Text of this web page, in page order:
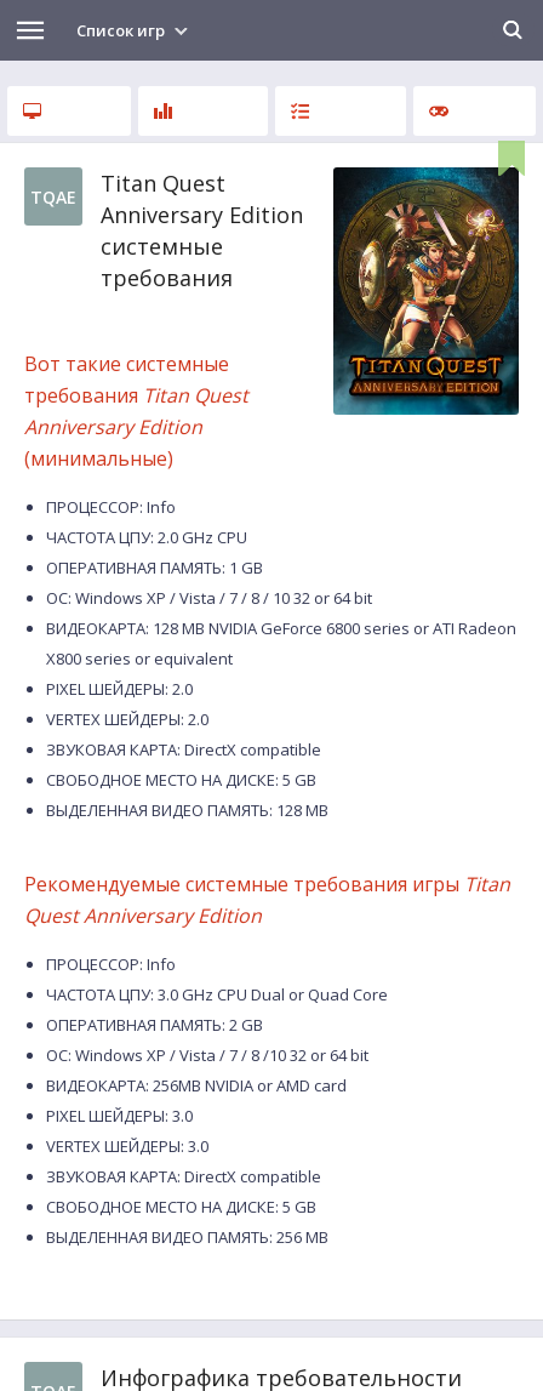
Список игр
TQAE
Titan Quest
Anniversary Edition
системные
требования
Вот такие системные
требования Titan Quest
Anniversary Edition
(минимальные)
ПРОЦЕССОР: Info
ЧАСТОТА ЦПУ: 2.0 GHz CPU
ОПЕРАТИВНАЯ ПАМЯТЬ: 1 GB
ОС: Windows XP / Vista / 7 / 8 / 10 32 or 64 bit
ВИДЕОКАРТА: 128 MB NVIDIA GeForce 6800 series or ATI Radeon
X800 series or equivalent
PIXEL ШЕЙДЕРЫ: 2.0
VERTEX ШЕЙДЕРЫ: 2.0
ЗВУКОВАЯ КАРТА: DirectX compatible
СВОБОДНОЕ МЕСТО НА ДИСКЕ: 5 GB
ВЫДЕЛЕННАЯ ВИДЕО ПАМЯТЬ: 128 MB
Рекомендуемые системные требования игры Titan
Quest Anniversary Edition
ПРОЦЕССОР: Info
ЧАСТОТА ЦПУ: 3.0 GHz CPU Dual or Quad Core
ОПЕРАТИВНАЯ ПАМЯТЬ: 2 GB
ОС: Windows XP / Vista / 7 / 8 /10 32 or 64 bit
ВИДЕОКАРТА: 256MB NVIDIA or AMD card
PIXEL ШЕЙДЕРЫ: 3.0
VERTEX ШЕЙДЕРЫ: 3.0
ЗВУКОВАЯ КАРТА: DirectX compatible
СВОБОДНОЕ МЕСТО НА ДИСКЕ: 5 GB
ВЫДЕЛЕННАЯ ВИДЕО ПАМЯТЬ: 256 MB
Инфографика требовательности